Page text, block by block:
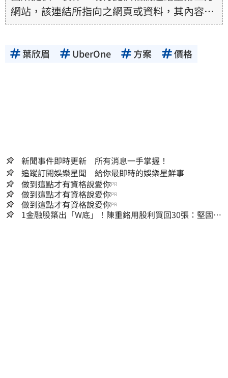
網站，該連結所指向之網頁或資料，其內容均
為所連結網站提供，相關權利均為該網站、內
其真實性、正確性、即時性、完整性或合法
葉欣眉 UberOne 方案 價格
新聞事件即時更新 所有消息一手掌握！
追蹤訂閱娛樂星聞 給你最即時的娛樂星鮮事
做到這點才有資格說愛你PR
做到這點才有資格說愛你PR
做到這點才有資格說愛你PR
1金融股築出「W底」！陳重銘用股利買回30張：堅固穩